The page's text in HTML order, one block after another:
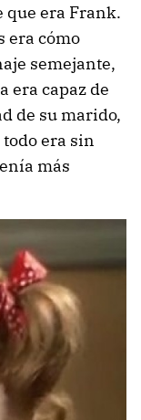
que era Frank.
era cómo
semejante,
era capaz de
de su marido,
era sin
más